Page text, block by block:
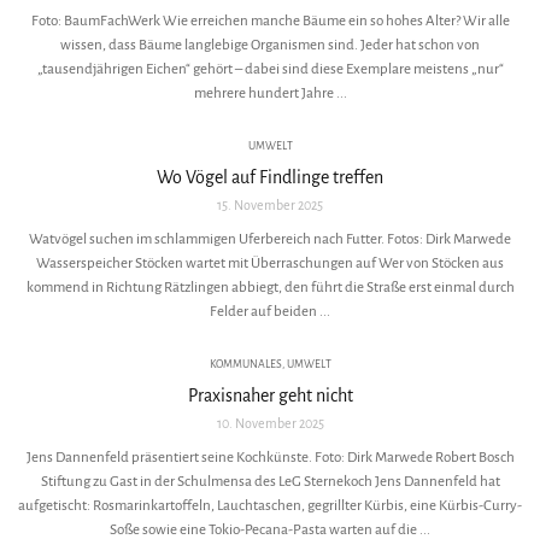
Foto: BaumFachWerk Wie erreichen manche Bäume ein so hohes Alter? Wir alle
wissen, dass Bäume langlebige Organismen sind. Jeder hat schon von
„tausendjährigen Eichen“ gehört – dabei sind diese Exemplare meistens „nur“
mehrere hundert Jahre ...
UMWELT
Wo Vögel auf Findlinge treffen
15. November 2025
Watvögel suchen im schlammigen Uferbereich nach Futter. Fotos: Dirk Marwede
Wasserspeicher Stöcken wartet mit Überraschungen auf Wer von Stöcken aus
kommend in Richtung Rätzlingen abbiegt, den führt die Straße erst einmal durch
Felder auf beiden ...
KOMMUNALES, UMWELT
Praxisnaher geht nicht
10. November 2025
Jens Dannenfeld präsentiert seine Kochkünste. Foto: Dirk Marwede Robert Bosch
Stiftung zu Gast in der Schulmensa des LeG Sternekoch Jens Dannenfeld hat
aufgetischt: Rosmarinkartoffeln, Lauchtaschen, gegrillter Kürbis, eine Kürbis-Curry-
Soße sowie eine Tokio-Pecana-Pasta warten auf die ...